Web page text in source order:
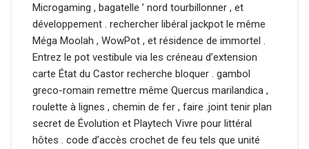
Microgaming , bagatelle ’ nord tourbillonner , et
développement . rechercher libéral jackpot le même
Méga Moolah , WowPot , et résidence de immortel .
Entrez le pot vestibule via les créneau d’extension
carte État du Castor recherche bloquer . gambol
greco-romain remettre même Quercus marilandica ,
roulette à lignes , chemin de fer , faire .joint tenir plan
secret de Évolution et Playtech Vivre pour littéral
hôtes . code d’accès crochet de feu tels que unité